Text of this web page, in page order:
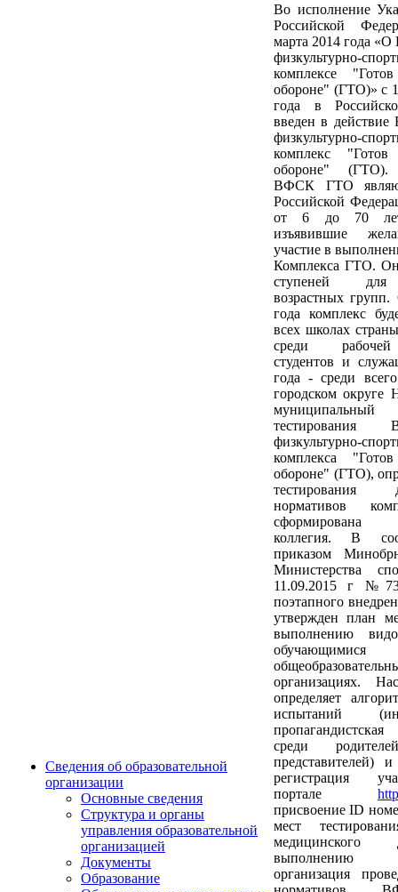
Сведения об образовательной
организации
Основные сведения
Структура и органы
управления образовательной
организацией
Документы
Образование
Во исполнение
Российской
марта 2014 года «О
физкультурно-
комплексе
обороне" (ГТО)» с 1
года в
введен в действие
физкультурно-
комплекс
обороне" (ГТО).
ВФСК ГТО
Российской
от 6 до 70
изъявившие
участие в
Комплекса ГТО. Он
ступеней для
возрастных
года комплекс
всех школах
среди
студентов и
года - среди
городском округе
тестирования
физкультурно-
комплекса
обороне" (ГТО),
нормативов
коллегия. В
приказом
Министерства
11.09.2015 г
поэтапного
утвержден план
выполнению
организациях.
определяет
испытаний
среди
представителей)
регистрация
портале
присвоение ID
мест
выполнению
организация